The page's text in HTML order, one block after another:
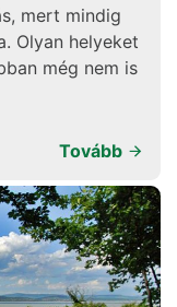
mert mindig
Olyan helyeket
még nem is
Tovább